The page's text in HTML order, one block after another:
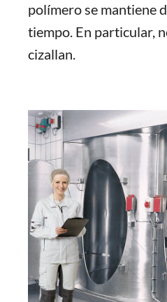
polímero se mantiene
tiempo. En particular,
cizallan.